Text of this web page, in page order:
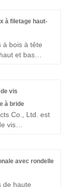
de 10 000
Ici,
notre
de tuyau à
à filetage haut-
à bois à tête
et bas
vis
à bride
Co., Ltd. est
vis
la fixation »,
et du port
avec rondelle
de haute